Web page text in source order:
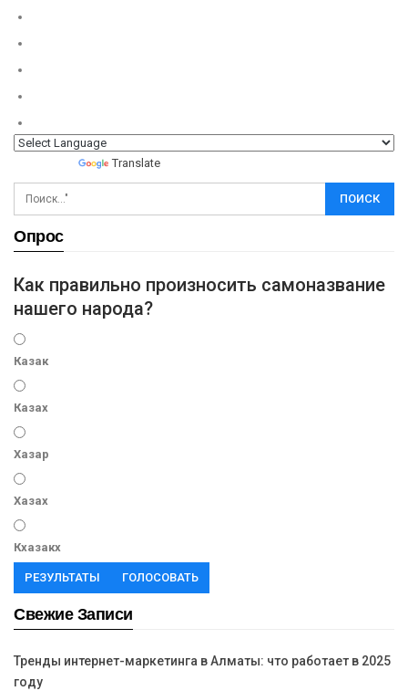
Translate
Опрос
Как правильно произносить самоназвание
нашего народа?
Казак
Казах
Хазар
Хазах
Кхазакх
РЕЗУЛЬТАТЫ ГОЛОСОВАТЬ
Свежие Записи
Тренды интернет-маркетинга в Алматы: что работает в 2025
году